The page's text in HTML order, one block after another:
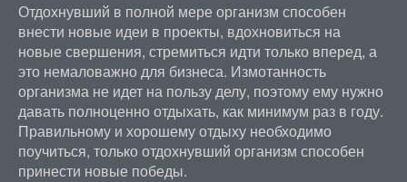
Отдохнувший в полной мере организм способен
внести новые идеи в проекты, вдохновиться на
новые свершения, стремиться идти только вперед, а
это немаловажно для бизнеса. Измотанность
организма не идет на пользу делу, поэтому ему нужно
давать полноценно отдыхать, как минимум раз в году.
Правильному и хорошему отдыху необходимо
поучиться, только отдохнувший организм способен
принести новые победы.